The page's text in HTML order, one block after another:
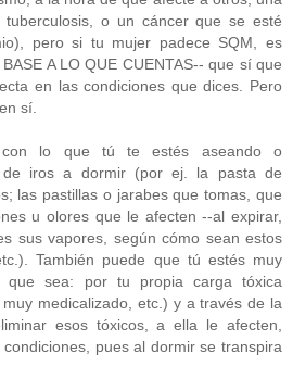
tuberculosis, o un cáncer que se esté
pero si tu mujer padece SQM, es
A LO QUE CUENTAS-- que sí que
en las condiciones que dices. Pero
sí.
lo que tú te estés aseando o
de iros a dormir (por ej. la pasta de
las pastillas o jarabes que tomas, que
u olores que le afecten --al expirar,
sus vapores, según cómo sean estos
También puede que tú estés muy
que sea: por tu propia carga tóxica
medicalizado, etc.) y a través de la
esos tóxicos, a ella le afecten,
pues al dormir se transpira